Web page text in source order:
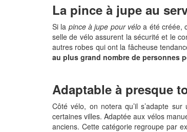
La pince à jupe au
Si la pince à jupe pour vélo a été créée,
selle de vélo assurent la sécurité et le
autres robes qui ont la fâcheuse
au plus grand nombre de personnes
Adaptable à presque
Côté vélo, on notera qu’il s’adapte
certaines villes. Adaptée aux vélos
anciens. Cette catégorie regroupe par